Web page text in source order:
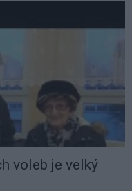
voleb je velký